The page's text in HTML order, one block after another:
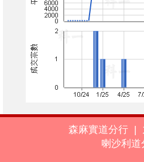
森麻實道分行 |
喇沙利道